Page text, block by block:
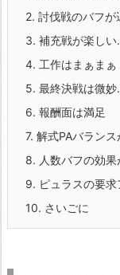
2. 討伐戦のバフが
3. 補充戦が楽しい
4. 工作はまぁまぁ
5. 最終決戦は微妙
6. 報酬面は満足
7. 解式PAバランス
8. 人数バフの効
9. ピュラスの要
10. さいごに